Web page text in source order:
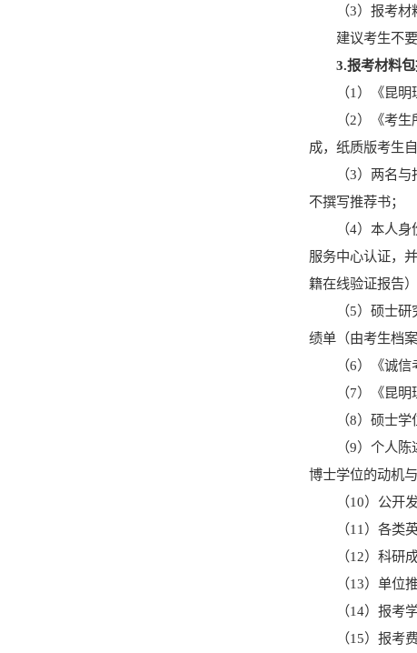
（3）报考材
建议考生不
3.报考材料
（1 ） 《昆
（2）《考生
成，纸质版考生
（3）两名与
不撰写推荐书；
（4）本人身
服务中心认证，
籍在线验证报告）
（5）硕士研
绩单（由考生档
（6）《诚信
（7）《昆明
（8）硕士学
（9）个人陈
博士学位的动机
（10）公开
（11 ）各类
（12）科研
（13）单位
（14）报考
（15）报考